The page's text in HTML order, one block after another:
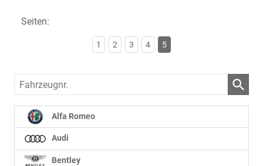
Seiten:
1 2 3 4 5
Fahrzeugnr.
Alfa Romeo
Audi
Bentley